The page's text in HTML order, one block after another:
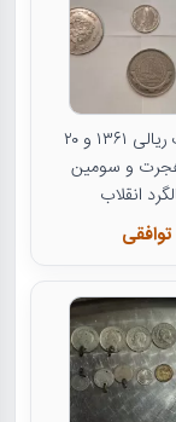
سکه یک ریالی ۱۳۶۱ و ۲۰
و سومین
انقلاب
توافقی